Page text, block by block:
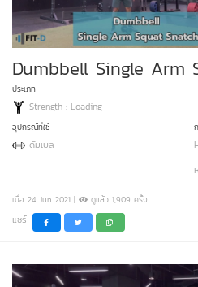
Dumbbell Single Arm
ประเภท
Strength : Loading
อุปกรณ์ที่ใช้
ดัมเบล
เมื่อ 24 Jun 2021 | ดูแล้ว 1,909 ครั้ง
แชร์